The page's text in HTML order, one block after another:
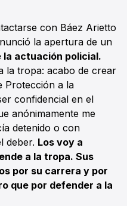
con Báez Arietto
la apertura de un
actuación policial.
la tropa: acabo de crear
Protección a la
confidencial en el
anónimamente me
detenido o con
deber. Los voy a
a la tropa. Sus
por su carrera y por
que por defender a la